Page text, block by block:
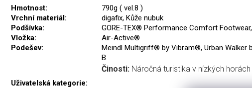
Hmotnost:
790g ( vel.8 )
Vrchní materiál:
digafix, Kůže nubuk
Podšívka:
GORE-TEX® Performance Comfort
Vložka:
Air-Active®
Podešev:
Meindl Multigriff® by Vibram®, Urban Walker
Uživatelská kategorie:
B
Činosti: Náročná turistika v nízkých